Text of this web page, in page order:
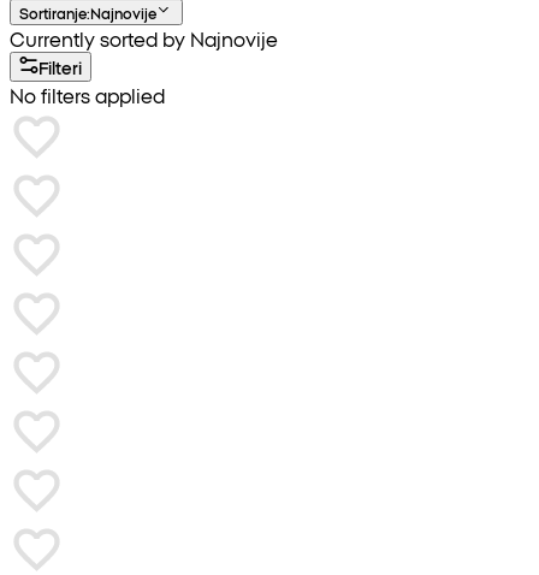
Sortiranje:Najnovije
Currently sorted by Najnovije
Filteri
No filters applied